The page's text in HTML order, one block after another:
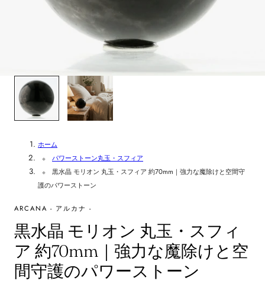
ホーム
パワーストーン丸玉・スフィア
黒水晶 モリオン 丸玉・スフィア 約70mm｜強力な魔除けと空間守
護のパワーストーン
ARCANA - アルカナ -
黒水晶 モリオン 丸玉・スフィ
ア 約70mm｜強力な魔除けと空
間守護のパワーストーン